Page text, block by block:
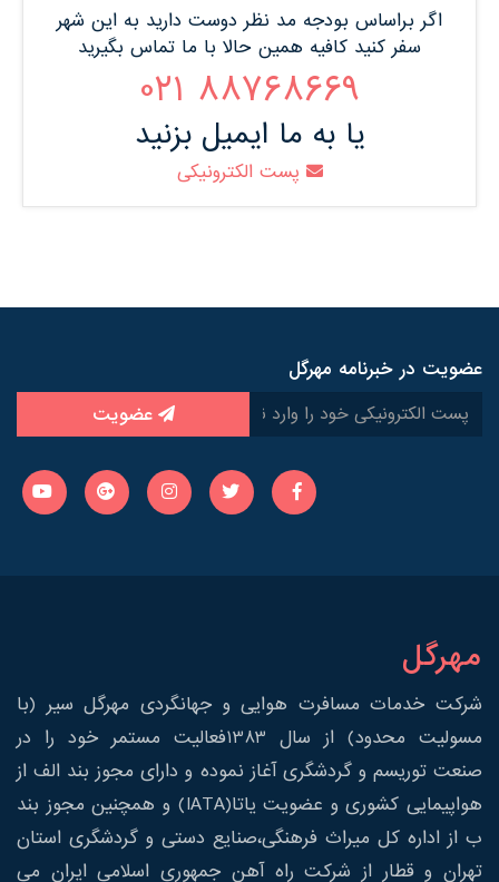
اگر براساس بودجه مد نظر دوست دارید به این شهر
سفر کنید کافیه همین حالا با ما تماس بگیرید
88768669 021
یا به ما ایمیل بزنید
پست الکترونیکی
عضویت در خبرنامه مهرگل
عضویت
مهرگل
شرکت خدمات مسافرت هوایی و جهانگردی مهرگل سیر (با
مسولیت محدود) از سال 1383فعالیت مستمر خود را در
صنعت توریسم و گردشگری آغاز نموده و دارای مجوز بند الف از
هواپیمایی کشوری و عضویت یاتا(IATA) و همچنین مجوز بند
ب از اداره کل میراث فرهنگی،صنایع دستی و گردشگری استان
تهران و قطار از شرکت راه آهن جمهوری اسلامی ایران می